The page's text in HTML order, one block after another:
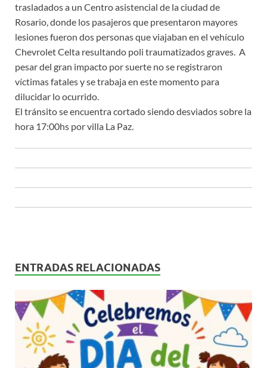
trasladados a un Centro asistencial de la ciudad de
Rosario, donde los pasajeros que presentaron mayores
lesiones fueron dos personas que viajaban en el vehículo
Chevrolet Celta resultando poli traumatizados graves. A
pesar del gran impacto por suerte no se registraron
víctimas fatales y se trabaja en este momento para
dilucidar lo ocurrido.
El tránsito se encuentra cortado siendo desviados sobre la
hora 17:00hs por villa La Paz.
ENTRADAS RELACIONADAS